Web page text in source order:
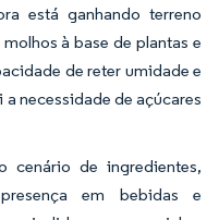
está ganhando terreno
à base de plantas e
de reter umidade e
necessidade de açúcares
cenário de ingredientes,
em bebidas e